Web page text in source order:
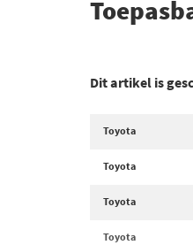
Dit artikel is
Toyota
Toyota
Toyota
Toyota